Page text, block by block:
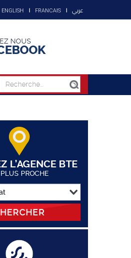
ENGLISH FRANCAIS عربي
NOUS
L’AGENCE BTE
PROCHE